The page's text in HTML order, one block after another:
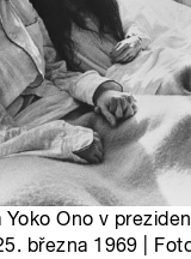
Ono v
března 1969 |